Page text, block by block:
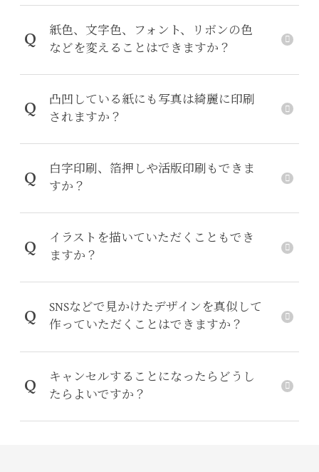
Q
紙色、文字色、フォント、リボンの色
などを変えることはできますか？
Q
凸凹している紙にも写真は綺麗に印刷
されますか？
Q
白字印刷、箔押しや活版印刷もできま
すか？
Q
イラストを描いていただくこともでき
ますか？
Q
SNSなどで見かけたデザインを真似して
作っていただくことはできますか？
Q
キャンセルすることになったらどうし
たらよいですか？